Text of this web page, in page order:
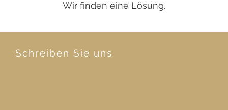
Wir finden eine Lösung.
Schreiben Sie uns